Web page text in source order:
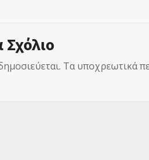
Τα υποχρεωτικά